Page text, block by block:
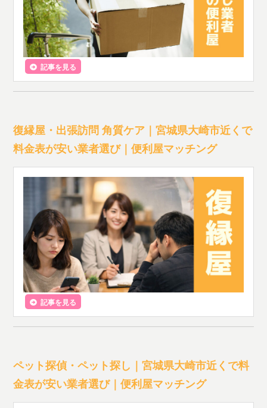
記事を見る
復縁屋・出張訪問 角質ケア｜宮城県大崎市近くで
料金表が安い業者選び｜便利屋マッチング
記事を見る
ペット探偵・ペット探し｜宮城県大崎市近くで料
金表が安い業者選び｜便利屋マッチング